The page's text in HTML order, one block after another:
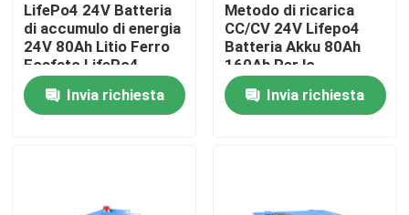
Casa
Prodotti
LifePo4 24V Batteria
di accumulo di energia
24V 80Ah Litio Ferro
Fosfato LifePo4
Batteria con BMS
Invia richiesta
Metodo di ricarica
CC/CV 24V Lifepo4
Batteria Akku 80Ah
160Ah Per lo
stoccaggio
dell'energia solare
Invia richiesta